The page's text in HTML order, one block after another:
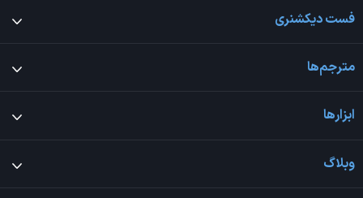
فست دیکشنری
مترجم‌ها
ابزارها
وبلاگ